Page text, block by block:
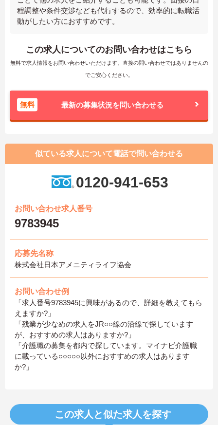
程調整や条件交渉なども代行するので、効率的に転職活
動がしたい方におすすめです。
この求人についてのお問い合わせはこちら
無料で求人情報をお問い合わせいただけます。直接の問い合わせではありませんの
でご安心ください。
無料 最新の募集状況を問い合わせる
似ている求人について電話で問い合わせる
0120-941-653
お問い合わせ求人番号
9783945
応募先名称
株式会社日本アメニティライフ協会
お問い合わせ例
「求人番号9783945に興味があるので、詳細を教えてもら
えますか?」
「残業が少なめの求人をJR○○線の沿線で探しています
が、おすすめの求人はありますか?」
「介護職の募集を都内で探しています。マイナビ介護職
に載っている○○○○○以外におすすめの求人はあります
か?」
この求人と似た求人を探す